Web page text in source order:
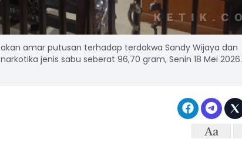
amar putusan terhadap terdakwa Sandy Wijaya dan
jenis sabu seberat 96,70 gram, Senin 18 Mei 2026.